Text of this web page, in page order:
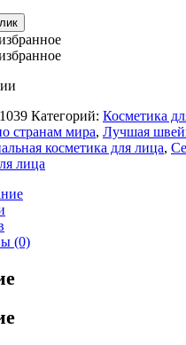
Категорий: Косметика
странам мира, Лучшая
косметика для лица,
лица
(0)